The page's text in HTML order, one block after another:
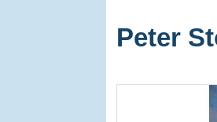
Peter